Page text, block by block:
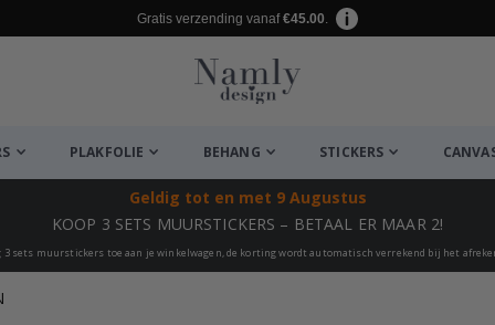
Gratis verzending vanaf€45.00.
PLAKFOLIE BEHANG STICKERS
Geldig tot en met 9 Augustus
KOOP 3 SETS MUURSTICKERS – BETAAL ER MAAR 2!
3 sets muurstickers toe aan je winkelwagen, de korting wordt automatisch verrekend bij het